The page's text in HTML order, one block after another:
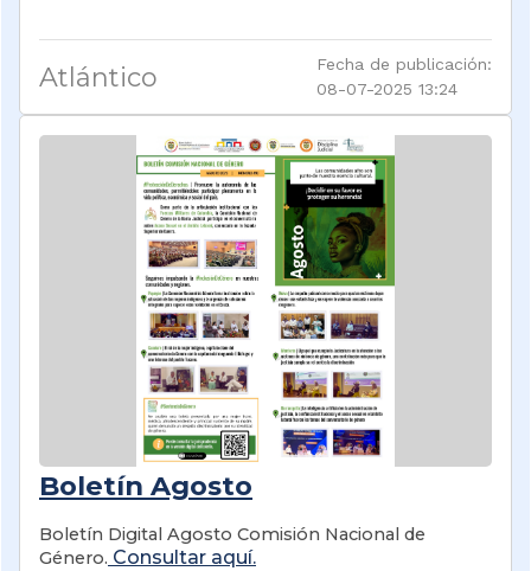
Atlántico
Fecha de publicación:
08-07-2025 13:24
Boletín Agosto
Boletín Digital Agosto Comisión Nacional de
Género. Consultar aquí.